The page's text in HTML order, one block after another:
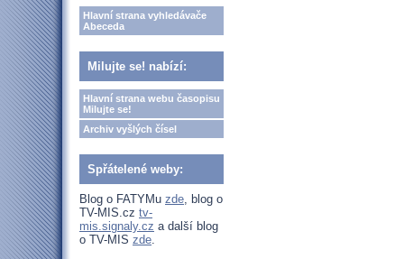
Hlavní strana vyhledávače
Abeceda
Milujte se! nabízí:
Hlavní strana webu časopisu
Milujte se!
Archiv vyšlých čísel
Spřátelené weby:
Blog o FATYMu zde, blog o
TV-MIS.cz tv-
mis.signaly.cz a další blog
o TV-MIS zde.